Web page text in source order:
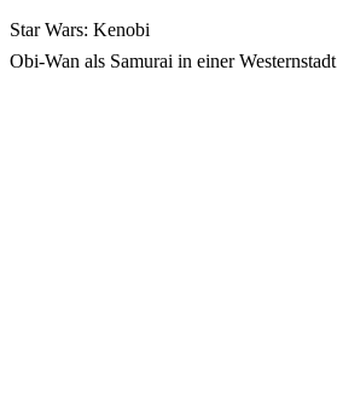
Star Wars: Kenobi
Obi-Wan als Samurai in einer Westernstadt